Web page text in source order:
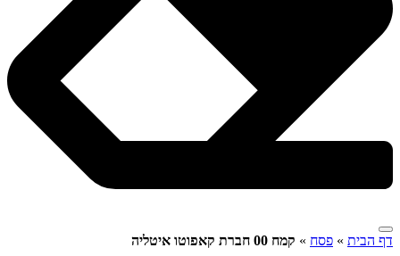
דף הבית » פסח » קמח 00 חברת קאפוטו איטליה